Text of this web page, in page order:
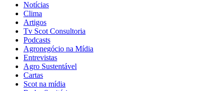
Notícias
Clima
Artigos
Tv Scot Consultoria
Podcasts
Agronegócio na Mídia
Entrevistas
Agro Sustentável
Cartas
Scot na mídia